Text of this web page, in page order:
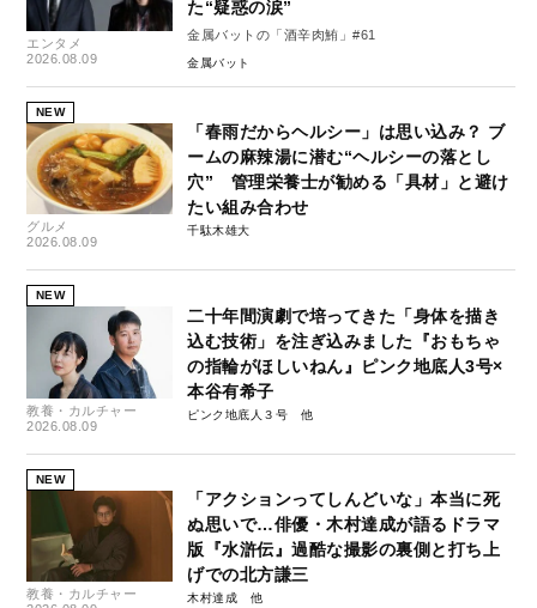
エンタメ
2026.08.09
た“疑惑の涙”
金属バットの「酒辛肉鮪」#61
金属バット
NEW
グルメ
2026.08.09
「春雨だからヘルシー」は思い込み？ ブ
ームの麻辣湯に潜む“ヘルシーの落とし
穴” 管理栄養士が勧める「具材」と避け
たい組み合わせ
千駄木雄大
NEW
教養・カルチャー
2026.08.09
二十年間演劇で培ってきた「身体を描き
込む技術」を注ぎ込みました『おもちゃ
の指輪がほしいねん』ピンク地底人3号×
本谷有希子
ピンク地底人３号
NEW
教養・カルチャー
「アクションってしんどいな」本当に死
ぬ思いで…俳優・木村達成が語るドラマ
版『水滸伝』過酷な撮影の裏側と打ち上
げでの北方謙三
木村達成